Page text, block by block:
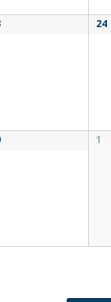
24
1